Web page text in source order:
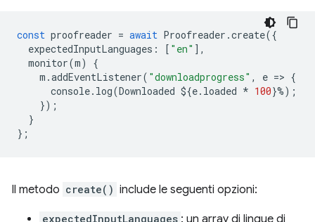
const proofreader = await Proofreader .create({
expectedInputLanguages : [ "en" ],
monitor(m)
{
m .addEventListener( "downloadprogress" , e => {
console. log(Downloaded ${e. loaded * 100}%);
});
}
};
Il metodo create() include le seguenti opzioni:
expectedInputLanguages : un array di lingue di